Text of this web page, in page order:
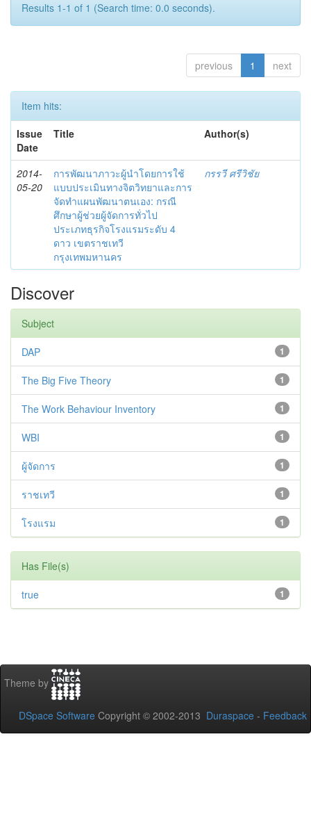
Results 1-1 of 1 (Search time: 0.0 seconds).
previous 1 next
Item hits:
Issue
Date
Title Author(s)
2014-
05-20
การพัฒนาภาวะผู้นำโดยการใช้
แบบประเมินทางจิตวิทยาและการ
จัดทำแผนพัฒนาตนเอง: กรณี
ศึกษาผู้ช่วยผู้จัดการทั่วไป
ประเภทธุรกิจโรงแรมระดับ 4
ดาว เขตราชเทวี
กรุงเทพมหานคร
กรรวี ศรีวิชัย
Discover
Subject
1
DAP
1
The Big Five Theory
1
The Work Behaviour Inventory
1
WBI
1
ผู้จัดการ
1
ราชเทวี
1
โรงแรม
Has File(s)
1
true
Theme by
DSpace Software Copyright © 2002-2013 Duraspace - Feedback